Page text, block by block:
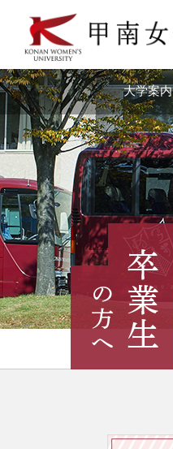
リ
ン
ク
ナ
ビ
ー
シ
ョ
ン
へ
の
リ
ン
ク
大学案内